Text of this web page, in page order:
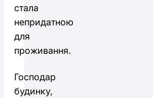
стала
непридатною
для
проживання.
Господар
будинку,